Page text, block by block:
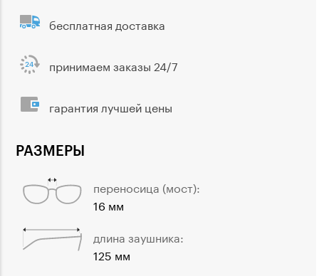
РАЗМЕРЫ
переносица (мост):
16 мм
длина заушника:
125 мм
бесплатная доставка
принимаем заказы 24/7
гарантия лучшей цены